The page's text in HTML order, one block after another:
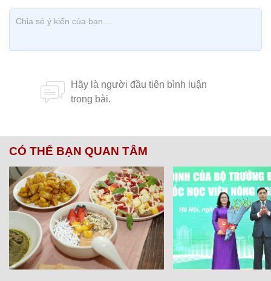
CÓ THỂ BẠN QUAN TÂM